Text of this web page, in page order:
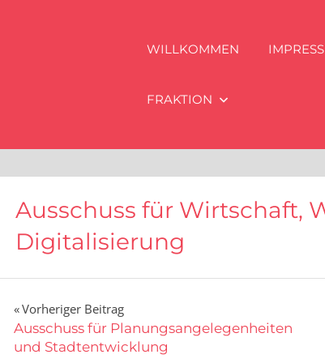
WILLKOMMEN
FRAKTION
Ausschuss für Wirtschaft,
Digitalisierung
Beitragsnavigation
Vorheriger Beitrag
Ausschuss für Planungsangelegenheiten
und Stadtentwicklung